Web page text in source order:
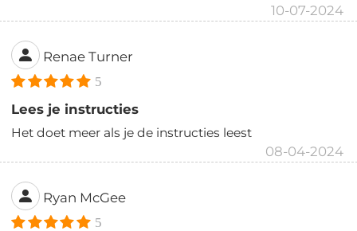
10-07-2024
Renae Turner
5
Lees je instructies
Het doet meer als je de instructies leest
08-04-2024
Ryan McGee
5